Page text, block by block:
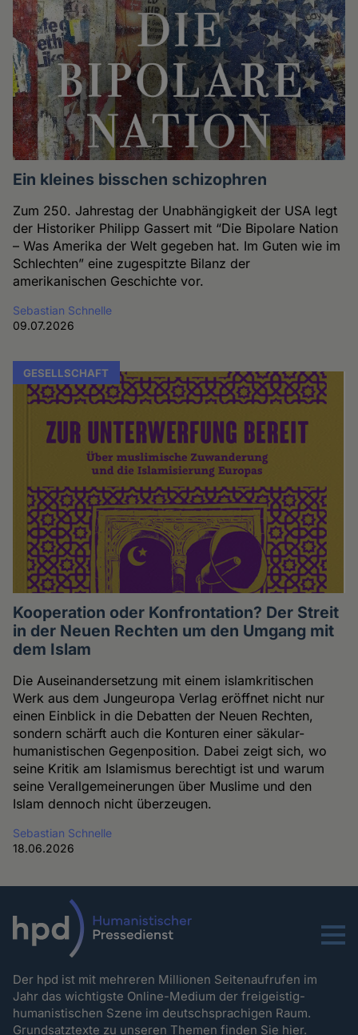
Ein kleines bisschen schizophren
Zum 250. Jahrestag der Unabhängigkeit der USA legt
der Historiker Philipp Gassert mit “Die Bipolare Nation
– Was Amerika der Welt gegeben hat. Im Guten wie im
Schlechten” eine zugespitzte Bilanz der
amerikanischen Geschichte vor.
Sebastian Schnelle
09.07.2026
GESELLSCHAFT
Kooperation oder Konfrontation? Der Streit
in der Neuen Rechten um den Umgang mit
dem Islam
Die Auseinandersetzung mit einem islamkritischen
Werk aus dem Jungeuropa Verlag eröffnet nicht nur
einen Einblick in die Debatten der Neuen Rechten,
sondern schärft auch die Konturen einer säkular-
humanistischen Gegenposition. Dabei zeigt sich, wo
seine Kritik am Islamismus berechtigt ist und warum
seine Verallgemeinerungen über Muslime und den
Islam dennoch nicht überzeugen.
Sebastian Schnelle
18.06.2026
Menu
Der hpd ist mit mehreren Millionen Seitenaufrufen im
Jahr das wichtigste Online-Medium der freigeistig-
humanistischen Szene im deutschsprachigen Raum.
Grundsatztexte zu unseren Themenfinden Sie hier.